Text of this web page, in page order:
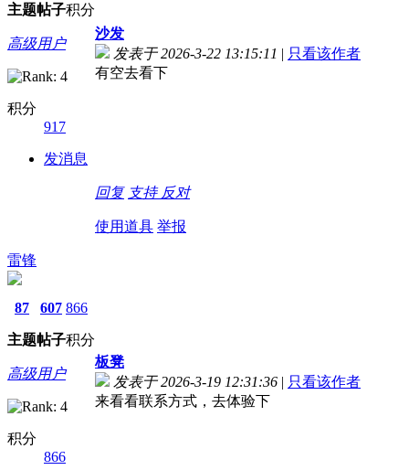
主题帖子积分
高级用户
积分
917
发消息
沙发
发表于 2026-3-22 13:15:11 | 只看该作者
有空去看下
回复 支持 反对
使用道具 举报
雷锋
87
主题
607
帖子
866
积分
高级用户
积分
866
板凳
发表于 2026-3-19 12:31:36 | 只看该作者
来看看联系方式，去体验下